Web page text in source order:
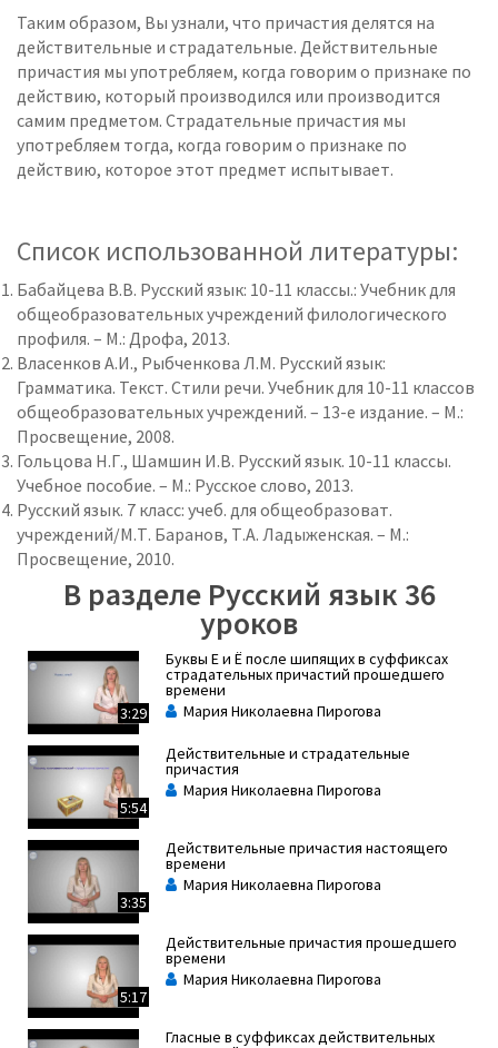
Таким образом, Вы узнали, что причастия делятся на
действительные и страдательные. Действительные
причастия мы употребляем, когда говорим о признаке по
действию, который производился или производится
самим предметом. Страдательные причастия мы
употребляем тогда, когда говорим о признаке по
действию, которое этот предмет испытывает.
Список использованной литературы:
Бабайцева В.В. Русский язык: 10-11 классы.: Учебник для
общеобразовательных учреждений филологического
профиля. – М.: Дрофа, 2013.
Власенков А.И., Рыбченкова Л.М. Русский язык:
Грамматика. Текст. Стили речи. Учебник для 10-11 классов
общеобразовательных учреждений. – 13-е издание. – М.:
Просвещение, 2008.
Гольцова Н.Г., Шамшин И.В. Русский язык. 10-11 классы.
Учебное пособие. – М.: Русское слово, 2013.
Русский язык. 7 класс: учеб. для общеобразоват.
учреждений/М.Т. Баранов, Т.А. Ладыженская. – М.:
Просвещение, 2010.
В разделе Русский язык 36
уроков
3:29
Буквы Е и Ё после шипящих в суффиксах
страдательных причастий прошедшего
времени
Мария Николаевна Пирогова
5:54
Действительные и страдательные
причастия
Мария Николаевна Пирогова
3:35
Действительные причастия настоящего
времени
Мария Николаевна Пирогова
5:17
Действительные причастия прошедшего
времени
Мария Николаевна Пирогова
Гласные в суффиксах действительных